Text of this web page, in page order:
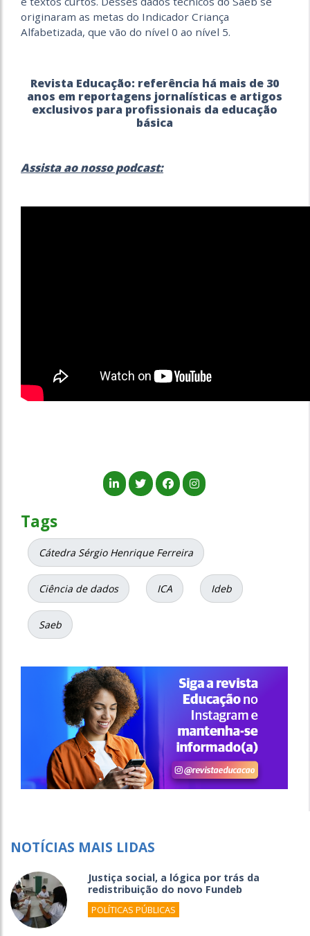
originaram as metas do Indicador Criança
Alfabetizada, que vão do nível 0 ao nível 5.
Revista Educação: referência há mais de 30
anos em reportagens jornalísticas e artigos
exclusivos para profissionais da educação
básica
Assista ao nosso podcast:
Tags
Cátedra Sérgio Henrique Ferreira
Ciência de dados ICA Ideb
Saeb
NOTÍCIAS MAIS LIDAS
Justiça social, a lógica por trás da
redistribuição do novo Fundeb
POLÍTICAS PÚBLICAS